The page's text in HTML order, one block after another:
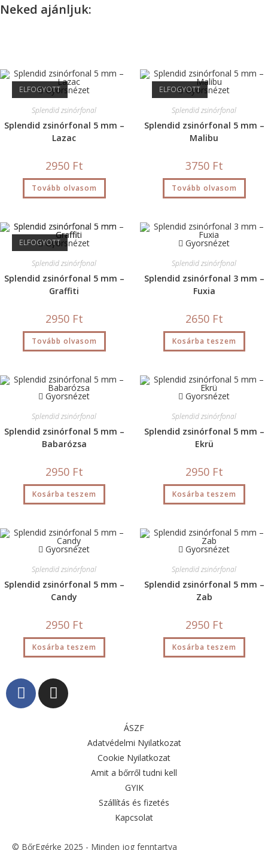
Neked ajánljuk:
ELFOGYOTTGyorsnézet
Splendid zsinórfonal
Splendid zsinórfonal 5 mm –
Lazac
2950 Ft
Tovább olvasom
ELFOGYOTTGyorsnézet
Splendid zsinórfonal
Splendid zsinórfonal 5 mm –
Malibu
3750 Ft
Tovább olvasom
ELFOGYOTTGyorsnézet
Splendid zsinórfonal
Splendid zsinórfonal 5 mm –
Graffiti
2950 Ft
Tovább olvasom
Gyorsnézet
Splendid zsinórfonal
Splendid zsinórfonal 3 mm –
Fuxia
2650 Ft
Kosárba teszem
Gyorsnézet
Splendid zsinórfonal
Splendid zsinórfonal 5 mm –
Babarózsa
2950 Ft
Kosárba teszem
Gyorsnézet
Splendid zsinórfonal
Splendid zsinórfonal 5 mm –
Ekrü
2950 Ft
Kosárba teszem
Gyorsnézet
Splendid zsinórfonal
Splendid zsinórfonal 5 mm –
Candy
2950 Ft
Kosárba teszem
Gyorsnézet
Splendid zsinórfonal
Splendid zsinórfonal 5 mm –
Zab
2950 Ft
Kosárba teszem
ÁSZF
Adatvédelmi Nyilatkozat
Cookie Nyilatkozat
Amit a bőrről tudni kell
GYIK
Szállítás és fizetés
Kapcsolat
© BőrEgérke 2025 - Minden jog fenntartva